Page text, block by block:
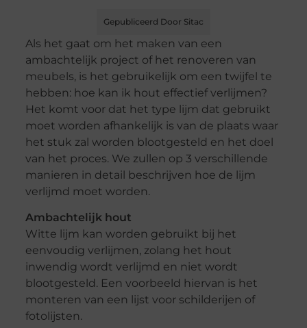
Gepubliceerd Door Sitac
Als het gaat om het maken van een
ambachtelijk project of het renoveren van
meubels, is het gebruikelijk om een twijfel te
hebben: hoe kan ik hout effectief verlijmen?
Het komt voor dat het type lijm dat gebruikt
moet worden afhankelijk is van de plaats waar
het stuk zal worden blootgesteld en het doel
van het proces. We zullen op 3 verschillende
manieren in detail beschrijven hoe de lijm
verlijmd moet worden.
Ambachtelijk hout
Witte lijm kan worden gebruikt bij het
eenvoudig verlijmen, zolang het hout
inwendig wordt verlijmd en niet wordt
blootgesteld. Een voorbeeld hiervan is het
monteren van een lijst voor schilderijen of
fotolijsten.